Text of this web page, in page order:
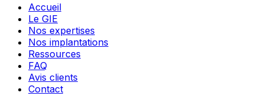
Accueil
Le GIE
Nos expertises
Nos implantations
Ressources
FAQ
Avis clients
Contact